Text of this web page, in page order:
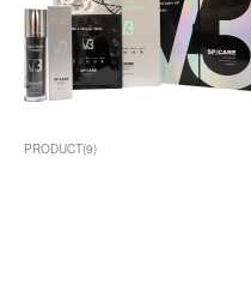
PRODUCT(9)